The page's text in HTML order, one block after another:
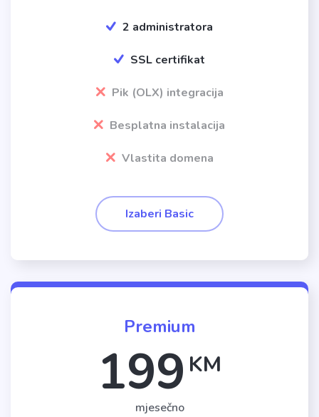
2 administratora
SSL certifikat
Pik (OLX) integracija
Besplatna instalacija
Vlastita domena
Izaberi Basic
Premium
199 KM
mjesečno